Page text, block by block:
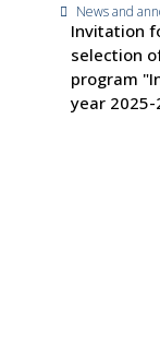
News and
Invitation
selection
program
year 2025-